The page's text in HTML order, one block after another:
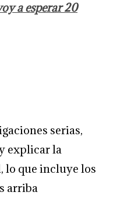
a esperar 20
serias,
explicar la
lo que incluye los
arriba